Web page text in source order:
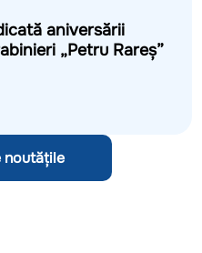
aniversării
„Petru Rareș”
noutățile